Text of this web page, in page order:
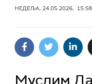
НЕДЕЉА, 24.05.2026, 15:58
Муслим